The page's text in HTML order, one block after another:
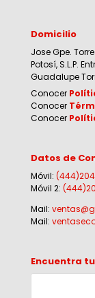
Domicilio
Jose Gpe.
Potosí, S.L.P.
Guadalupe
Conocer
Conocer
Conocer
Datos de
Móvil:
Móvil 2:
Mail:
Mail:
Encuentra